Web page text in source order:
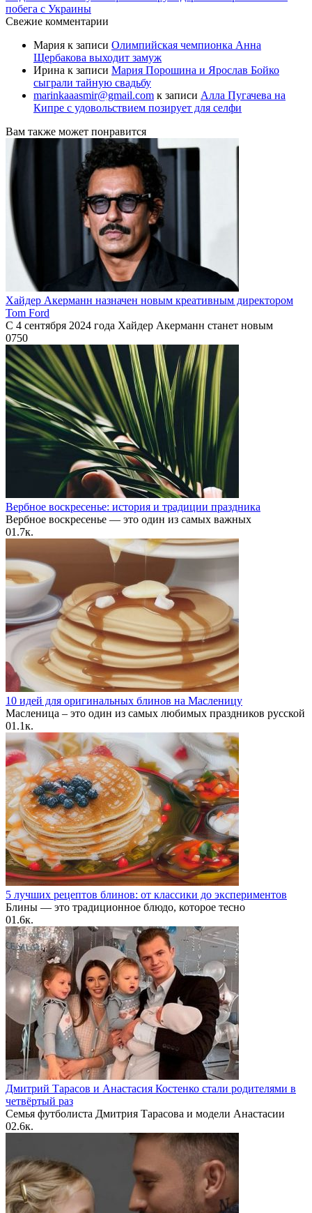
побега с Украины
Свежие комментарии
Мария к записи Олимпийская чемпионка Анна
Щербакова выходит замуж
Ирина к записи Мария Порошина и Ярослав Бойко
сыграли тайную свадьбу
marinkaaasmir@gmail.com к записи Алла Пугачева на
Кипре с удовольствием позирует для селфи
Вам также может понравится
Хайдер Акерманн назначен новым креативным директором
Tom Ford
С 4 сентября 2024 года Хайдер Акерманн станет новым
0750
Вербное воскресенье: история и традиции праздника
Вербное воскресенье — это один из самых важных
01.7к.
10 идей для оригинальных блинов на Масленицу
Масленица – это один из самых любимых праздников русской
01.1к.
5 лучших рецептов блинов: от классики до экспериментов
Блины — это традиционное блюдо, которое тесно
01.6к.
Дмитрий Тарасов и Анастасия Костенко стали родителями в
четвёртый раз
Семья футболиста Дмитрия Тарасова и модели Анастасии
02.6к.